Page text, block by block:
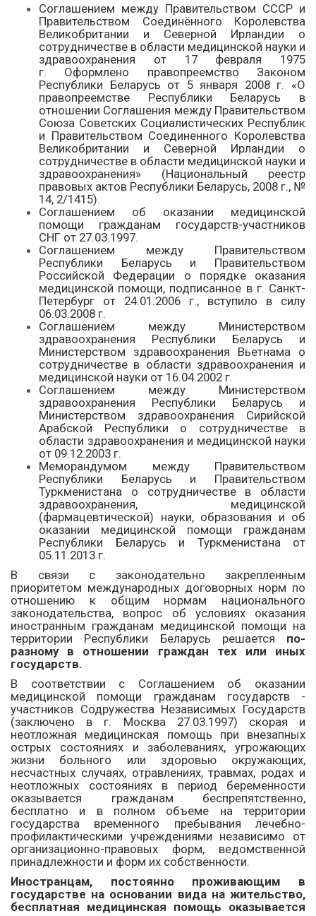
Соглашением между Правительством СССР и
Правительством Соединённого Королевства
Великобритании и Северной Ирландии о
сотрудничестве в области медицинской науки и
здравоохранения от 17 февраля 1975
г. Оформлено правопреемство Законом
Республики Беларусь от 5 января 2008 г. «О
правопреемстве Республики Беларусь в
отношении Соглашения между Правительством
Союза Советских Социалистических Республик
и Правительством Соединенного Королевства
Великобритании и Северной Ирландии о
сотрудничестве в области медицинской науки и
здравоохранения» (Национальный реестр
правовых актов Республики Беларусь, 2008 г., №
14, 2/1415).
Соглашением об оказании медицинской
помощи гражданам государств-участников
СНГ от 27.03.1997.
Соглашением между Правительством
Республики Беларусь и Правительством
Российской Федерации о порядке оказания
медицинской помощи, подписанное в г. Санкт-
Петербург от 24.01.2006 г., вступило в силу
06.03.2008 г.
Соглашением между Министерством
здравоохранения Республики Беларусь и
Министерством здравоохранения Вьетнама о
сотрудничестве в области здравоохранения и
медицинской науки от 16.04.2002 г.
Соглашением между Министерством
здравоохранения Республики Беларусь и
Министерством здравоохранения Сирийской
Арабской Республики о сотрудничестве в
области здравоохранения и медицинской науки
от 09.12.2003 г.
Меморандумом между Правительством
Республики Беларусь и Правительством
Туркменистана о сотрудничестве в области
здравоохранения, медицинской
(фармацевтической) науки, образования и об
оказании медицинской помощи гражданам
Республики Беларусь и Туркменистана от
05.11.2013 г.
В связи с законодательно закрепленным
приоритетом международных договорных норм по
отношению к общим нормам национального
законодательства, вопрос об условиях оказания
иностранным гражданам медицинской помощи на
территории Республики Беларусь решается по-
разному в отношении граждан тех или иных
государств.
В соответствии с Соглашением об оказании
медицинской помощи гражданам государств -
участников Содружества Независимых Государств
(заключено в г. Москва 27.03.1997) скорая и
неотложная медицинская помощь при внезапных
острых состояниях и заболеваниях, угрожающих
жизни больного или здоровью окружающих,
несчастных случаях, отравлениях, травмах, родах и
неотложных состояниях в период беременности
оказывается гражданам беспрепятственно,
бесплатно и в полном объеме на территории
государства временного пребывания лечебно-
профилактическими учреждениями независимо от
организационно-правовых форм, ведомственной
принадлежности и форм их собственности.
Иностранцам, постоянно проживающим в
государстве на основании вида на жительство,
бесплатная медицинская помощь оказывается